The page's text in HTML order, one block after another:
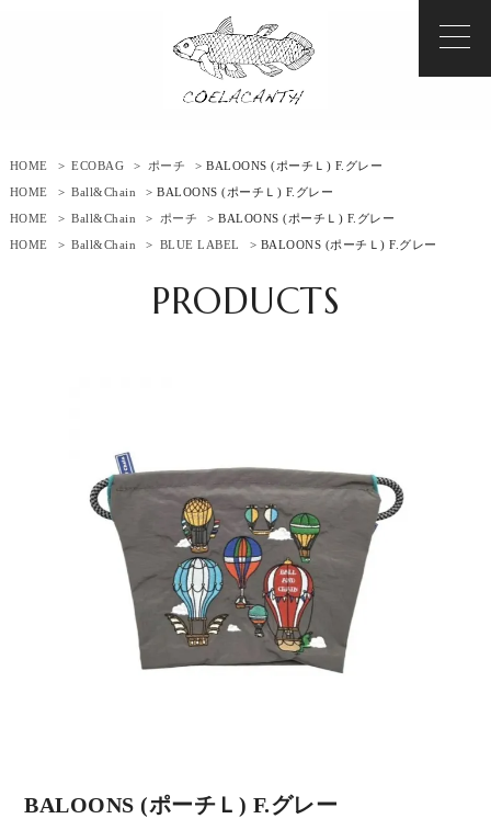
HOME > ECOBAG > ポーチ
> BALOONS (ポーチＬ) F.グレー
HOME
> Ball&Chain
> BALOONS (ポーチＬ) F.グレー
HOME
> Ball&Chain > ポーチ
> BALOONS (ポーチＬ) F.グレー
HOME
> Ball&Chain > BLUE LABEL > BALOONS (ポーチＬ) F.グレー
PRODUCTS
BALOONS (ポーチＬ) F.グレー